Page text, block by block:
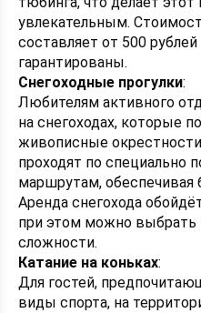
увлекательным.
составляет от 500
гарантированы.
Снегоходные прогулки:
Любителям активного
на снегоходах, которые
живописные
проходят по специально
маршрутам, обеспечивая
Аренда снегохода
при этом можно выбрать
сложности.
Катание на коньках:
Для гостей,
виды спорта, на